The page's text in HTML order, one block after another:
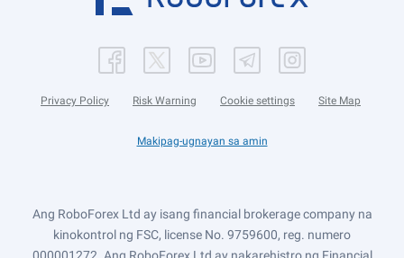
Privacy Policy Risk Warning Cookie settings Site Map
Makipag-ugnayan sa amin
Ang RoboForex Ltd ay isang financial brokerage company na
kinokontrol ng FSC, license No. 9759600, reg. numero